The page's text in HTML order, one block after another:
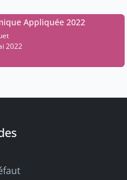
Appliquée 2022
2022